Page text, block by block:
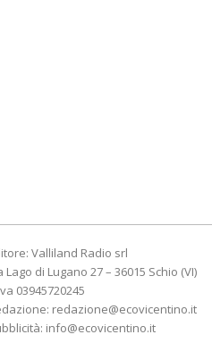
Valliland Radio srl
Lago di Lugano 27 – 36015 Schio (VI)
03945720245
redazione@ecovicentino.it
info@ecovicentino.it